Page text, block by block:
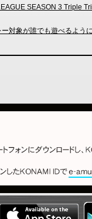
SEASON 3 Triple
対象が誰でも遊べるよう